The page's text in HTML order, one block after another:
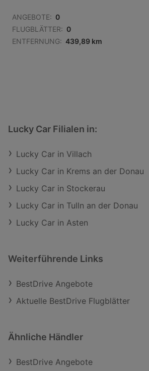
ANGEBOTE: 0
FLUGBLÄTTER: 0
ENTFERNUNG: 439,89 km
Lucky Car Filialen in:
Lucky Car in Villach
Lucky Car in Krems an der Donau
Lucky Car in Stockerau
Lucky Car in Tulln an der Donau
Lucky Car in Asten
Weiterführende Links
BestDrive Angebote
Aktuelle BestDrive Flugblätter
Ähnliche Händler
BestDrive Angebote